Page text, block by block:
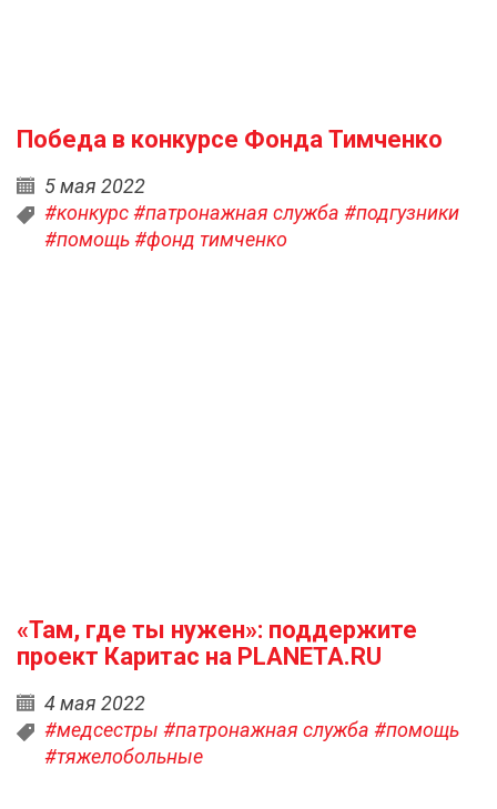
Победа в конкурсе Фонда Тимченко
5 мая 2022
#конкурс#патронажная служба #подгузники
#помощь#фонд тимченко
«Там, где ты нужен»: поддержите
проект Каритас на PLANETA.RU
4 мая 2022
#медсестры #патронажная служба #помощь
#тяжелобольные